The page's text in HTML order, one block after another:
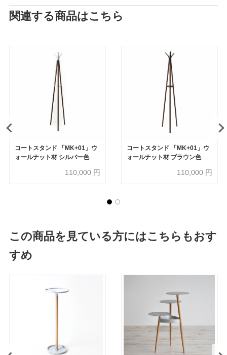
関連する商品はこちら
コートスタンド 「MK+01」ウ
ォールナット材 シルバー色
110,000 円
コートスタンド 「MK+01」ウ
ォールナット材 ブラウン色
110,000 円
この商品を見ている方にはこちらもおす
すめ